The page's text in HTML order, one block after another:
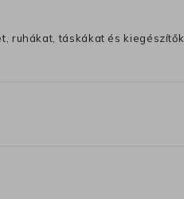
ruhákat, táskákat és